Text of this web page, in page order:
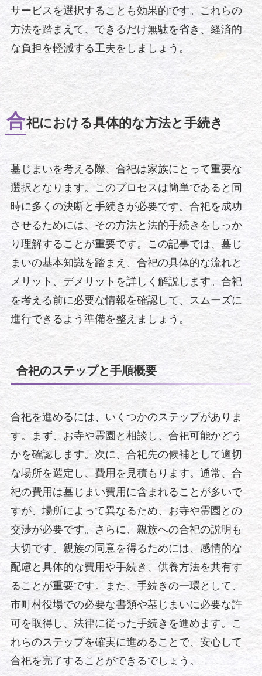
サービスを選択することも効果的です。これらの
方法を踏まえて、できるだけ無駄を省き、経済的
な負担を軽減する工夫をしましょう。
合祀における具体的な方法と手続き
墓じまいを考える際、合祀は家族にとって重要な
選択となります。このプロセスは簡単であると同
時に多くの決断と手続きが必要です。合祀を成功
させるためには、その方法と法的手続きをしっか
り理解することが重要です。この記事では、墓じ
まいの基本知識を踏まえ、合祀の具体的な流れと
メリット、デメリットを詳しく解説します。合祀
を考える前に必要な情報を確認して、スムーズに
進行できるよう準備を整えましょう。
合祀のステップと手順概要
合祀を進めるには、いくつかのステップがありま
す。まず、お寺や霊園と相談し、合祀可能かどう
かを確認します。次に、合祀先の候補として適切
な場所を選定し、費用を見積もります。通常、合
祀の費用は墓じまい費用に含まれることが多いで
すが、場所によって異なるため、お寺や霊園との
交渉が必要です。さらに、親族への合祀の説明も
大切です。親族の同意を得るためには、感情的な
配慮と具体的な費用や手続き、供養方法を共有す
ることが重要です。また、手続きの一環として、
市町村役場での必要な書類や墓じまいに必要な許
可を取得し、法律に従った手続きを進めます。こ
れらのステップを確実に進めることで、安心して
合祀を完了することができるでしょう。